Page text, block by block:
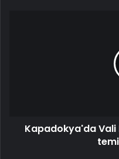
Kapadokya'da Vali